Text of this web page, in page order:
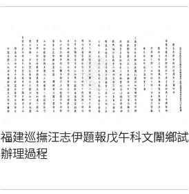
福建巡撫汪志伊題報戊午科文闈鄉試
辦理過程